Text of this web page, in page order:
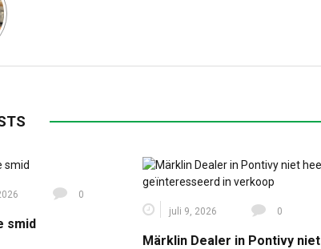
0
smid
juli 9, 2026 0
Märklin Dealer in Pontivy niet